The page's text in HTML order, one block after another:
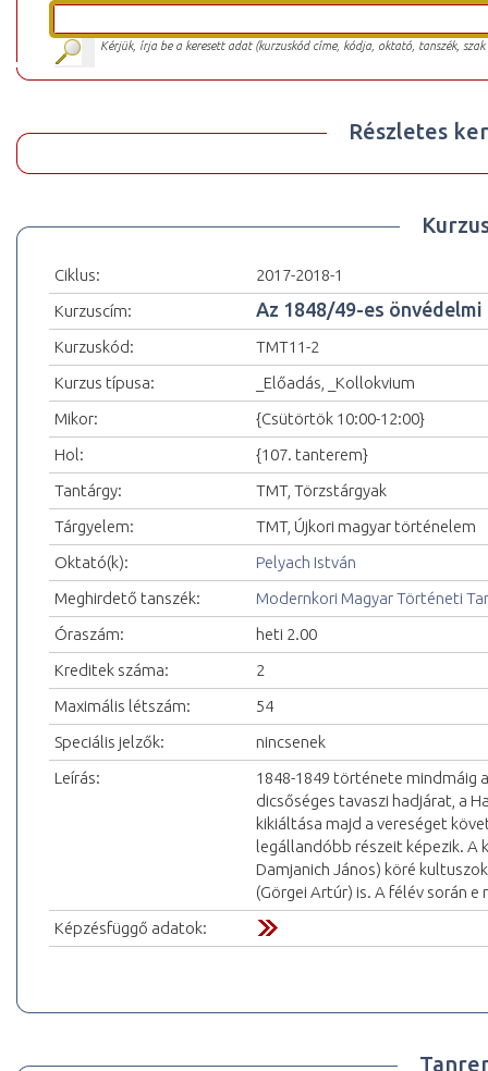
Kérjük, írja be a keresett adat (kurzuskód címe, kódja, oktató, tanszék,
Részletes
Ciklus:
2017-2018-1
Kurzuscím:
Az 1848/49-es
Kurzuskód:
TMT11-2
Kurzus típusa:
_Előadás, _Kollokvium
Mikor:
{Csütörtök 10:00-12:00}
Hol:
{107. tanterem}
Tantárgy:
TMT, Törzstárgyak
Tárgyelem:
TMT, Újkori magyar történelem
Oktató(k):
Pelyach István
Meghirdető tanszék:
Modernkori Magyar Történeti
Óraszám:
heti 2.00
Kreditek száma:
2
Maximális létszám:
54
Speciális jelzők:
nincsenek
Leírás:
1848-1849 története mindmáig
dicsőséges tavaszi hadjárat, a
kikiáltása majd a vereséget
legállandóbb részeit képezik. A
Damjanich János) köré
(Görgei Artúr) is. A félév során
Képzésfüggő adatok: